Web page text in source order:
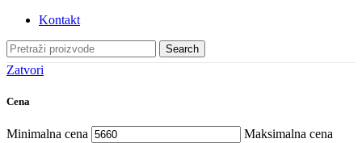
Kontakt
Search
Zatvori
Cena
Minimalna cena Maksimalna cena